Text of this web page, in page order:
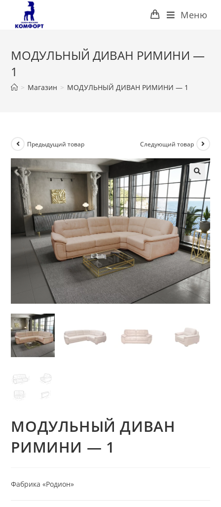
Перейти
содержимому
Меню
МОДУЛЬНЫЙ ДИВАН РИМИНИ —
1
> Магазин > МОДУЛЬНЫЙ ДИВАН РИМИНИ — 1
Предыдущий товар Следующий товар
МОДУЛЬНЫЙ ДИВАН
РИМИНИ — 1
Фабрика «Родион»